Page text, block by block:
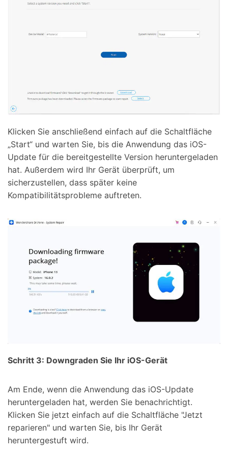
Klicken Sie anschließend einfach auf die Schaltfläche
„Start“ und warten Sie, bis die Anwendung das iOS-
Update für die bereitgestellte Version heruntergeladen
hat. Außerdem wird Ihr Gerät überprüft, um
sicherzustellen, dass später keine
Kompatibilitätsprobleme auftreten.
Schritt 3: Downgraden Sie Ihr iOS-Gerät
Am Ende, wenn die Anwendung das iOS-Update
heruntergeladen hat, werden Sie benachrichtigt.
Klicken Sie jetzt einfach auf die Schaltfläche "Jetzt
reparieren" und warten Sie, bis Ihr Gerät
heruntergestuft wird.